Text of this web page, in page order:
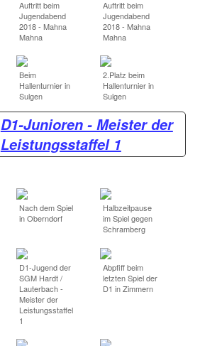
Auftritt beim
Jugendabend
2018 - Mahna
Mahna
Auftritt beim
Jugendabend
2018 - Mahna
Mahna
Beim
Hallenturnier in
Sulgen
2.Platz beim
Hallenturnier in
Sulgen
D1-Junioren - Meister der
Leistungsstaffel 1
Nach dem Spiel
in Oberndorf
Halbzeitpause
im Spiel gegen
Schramberg
D1-Jugend der
SGM Hardt /
Lauterbach -
Meister der
Leistungsstaffel
1
Abpfiff beim
letzten Spiel der
D1 in Zimmern